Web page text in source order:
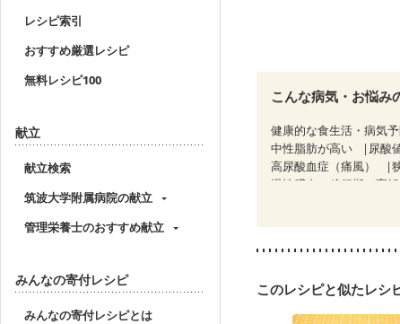
レシピ索引
おすすめ厳選レシピ
無料レシピ100
献立
献立検索
筑波大学附属病院の献立
管理栄養士のおすすめ献立
みんなの寄付レシピ
みんなの寄付レシピとは
こんな病気・お悩み
健康的な食生活・病気
中性脂肪が高い
尿酸
高尿酸血症（痛風）
慢性膵炎（移行期・寛解
関節リウマチ
乾癬
このレシピと似たレシ